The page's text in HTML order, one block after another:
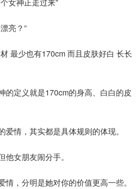
亮？”
最少也有170cm 而且皮肤好白 长长
的定义就是170cm的身高、白白的皮
爱情，其实都是具体规则的体现。
女朋友闹分手。
情，分明是她对你的价值更高一些。